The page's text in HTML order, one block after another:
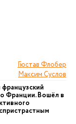
Гюстав Флобер
Максим Суслов
Франции. Вошёл в